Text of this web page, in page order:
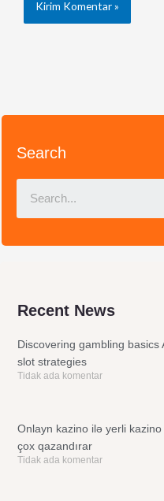
Search
Recent News
Discovering gambling
slot strategies
Tidak ada komentar
Onlayn kazino ilə yerli
çox qazandırar
Tidak ada komentar